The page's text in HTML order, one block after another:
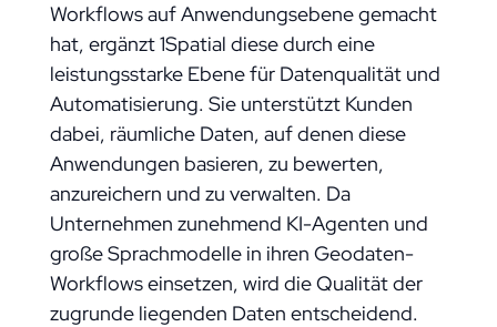
Workflows auf Anwendungsebene gemacht
hat, ergänzt 1Spatial diese durch eine
leistungsstarke Ebene für Datenqualität und
Automatisierung. Sie unterstützt Kunden
dabei, räumliche Daten, auf denen diese
Anwendungen basieren, zu bewerten,
anzureichern und zu verwalten. Da
Unternehmen zunehmend KI-Agenten und
große Sprachmodelle in ihren Geodaten-
Workflows einsetzen, wird die Qualität der
zugrunde liegenden Daten entscheidend.